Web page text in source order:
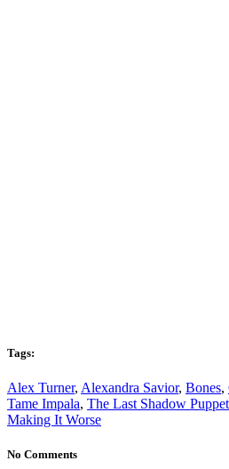
Tags:
Alex Turner, Alexandra Savior, Bones,
Tame Impala, The Last Shadow
Making It Worse
No Comments